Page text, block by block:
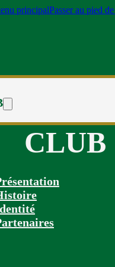
principalPasser au pied
CLUB